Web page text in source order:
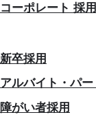
コーポレート 採
新卒採用
アルバイト・パー
障がい者採用